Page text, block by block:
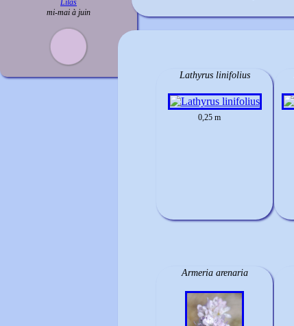
Lilas
mi-mai à juin
Lathyrus linifolius
0,25 m
Armeria arenaria